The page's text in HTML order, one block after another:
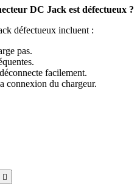
DC Jack est défectueux ?
défectueux incluent :
pas.
facilement.
connexion du chargeur.
